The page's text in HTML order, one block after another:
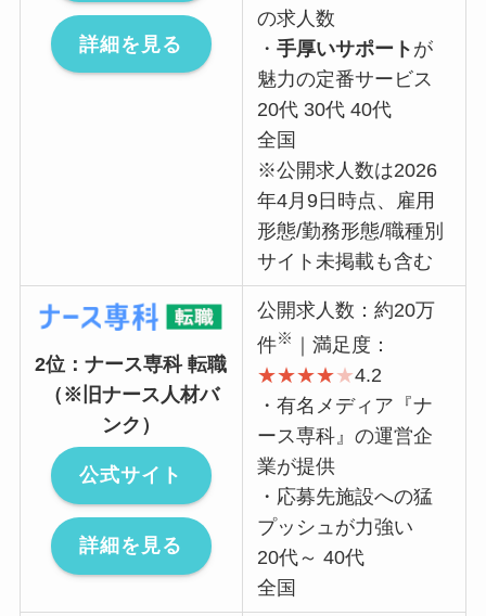
詳細を見る
の求人数
・手厚いサポート が
魅力の定番サービス
20代 30代 40代
全国
※公開求人数は2026
年4月9日時点、雇用
形態/勤務形態/職種別
サイト未掲載も含む
2位：ナース専科 転職
（※旧ナース人材バ
ンク）
公式サイト
詳細を見る
公開求人数：約20万
件※ ｜満足度：
★★★★★4.2
・有名メディア『ナ
ース専科』の運営企
業が提供
・応募先施設への猛
プッシュが力強い
20代～ 40代
全国